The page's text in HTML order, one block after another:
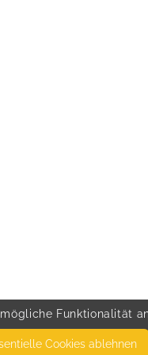
Funktionalität
Cookies ablehnen